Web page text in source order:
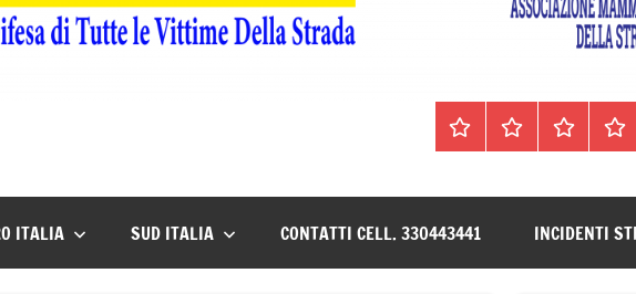
HomepageSegnalazioni
Nord
ITALIA SUD ITALIA CONTATTI CELL. 330443441 INCIDENTI